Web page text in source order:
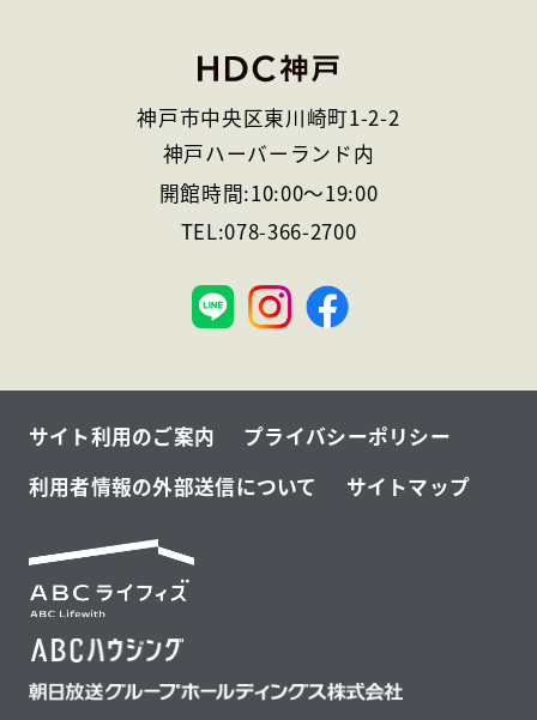
神戸市中央区東川崎町1-2-2
神戸ハーバーランド内
開館時間:10:00～19:00
TEL:078-366-2700
神
戸
サイト利用のご案内
プライバシーポリシー
利用者情報の外部送信について
サイトマップ